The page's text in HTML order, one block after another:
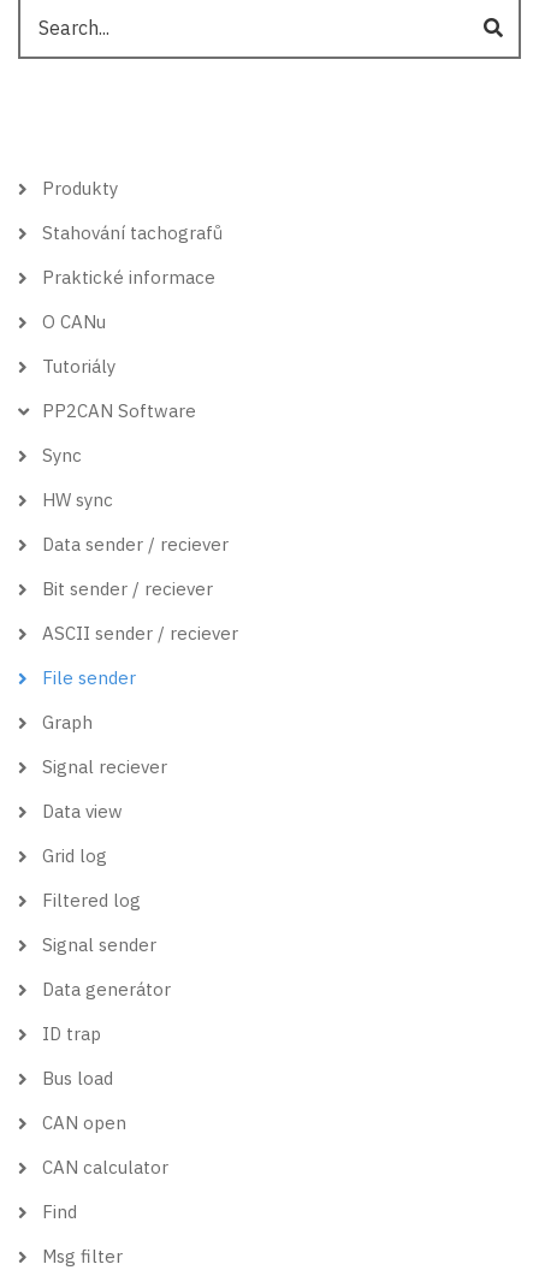
Hlavní
Produkty
Stahování tachografů
Praktické informace
O CANu
Tutoriály
PP2CAN Software
Sync
HW sync
Data sender / reciever
Bit sender / reciever
ASCII sender / reciever
File sender
Graph
Signal reciever
Data view
Grid log
Filtered log
Signal sender
Data generátor
ID trap
Bus load
CAN open
CAN calculator
Find
Msg filter